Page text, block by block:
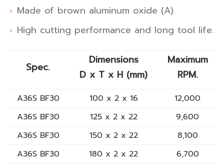
Made of brown aluminum oxide (A).
High cutting performance and long tool life.
Spec.
Dimensions
D x T x H (mm)
Maximum
RPM.
A36S BF30 100 x 2 x 16
12,000
A36S BF30
125 x 2 x 22
9,600
A36S BF30
150 x 2 x 22
8,100
A36S BF30
180 x 2 x 22
6,700